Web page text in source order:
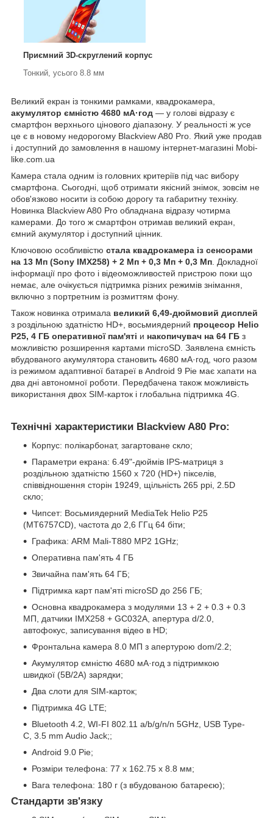
Приємний 3D-скруглений корпус
Тонкий, усього 8.8 мм
Великий екран із тонкими рамками, квадрокамера,
акумулятор ємністю 4680 мА·год — у голові відразу є
смартфон верхнього цінового діапазону. У реальності ж усе
це є в новому недорогому Blackview A80 Pro. Який уже продав
і доступний до замовлення в нашому інтернет-магазині Mobi-
like.com.ua
Камера стала одним із головних критеріїв під час вибору
смартфона. Сьогодні, щоб отримати якісний знімок, зовсім не
обов'язково носити із собою дорогу та габаритну техніку.
Новинка Blackview A80 Pro обладнана відразу чотирма
камерами. До того ж смартфон отримав великий екран,
ємний акумулятор і доступний цінник.
Ключовою особливістю стала квадрокамера із сенсорами
на 13 Мп (Sony IMX258) + 2 Мп + 0,3 Мп + 0,3 Мп. Докладної
інформації про фото і відеоможливостей пристрою поки що
немає, але очікується підтримка різних режимів знімання,
включно з портретним із розмиттям фону.
Також новинка отримала великий 6,49-дюймовий дисплей
з роздільною здатністю HD+, восьмиядерний процесор Helio
P25, 4 ГБ оперативної пам'яті и накопичувач на 64 ГБ з
можливістю розширення картами microSD. Заявлена ємність
вбудованого акумулятора становить 4680 мА·год, чого разом
із режимом адаптивної батареї в Android 9 Pie має хапати на
два дні автономної роботи. Передбачена також можливість
використання двох SIM-карток і глобальна підтримка 4G.
Технічні характеристики Blackview A80 Pro:
Корпус: полікарбонат, загартоване скло;
Параметри екрана: 6.49"-дюймів IPS-матриця з
роздільною здатністю 1560 x 720 (HD+) пікселів,
співвідношення сторін 19249, щільність 265 ppi, 2.5D
скло;
Чипсет: Восьмиядерний MediaTek Helio P25
(MT6757CD), частота до 2,6 ГГц 64 біти;
Графика: ARM Mali-T880 MP2 1GHz;
Оперативна пам'ять 4 ГБ
Звичайна пам'ять 64 ГБ;
Підтримка карт пам'яті microSD до 256 ГБ;
Основна квадрокамера з модулями 13 + 2 + 0.3 + 0.3
МП, датчики IMX258 + GC032A, апертура d/2.0,
автофокус, записування відео в HD;
Фронтальна камера 8.0 МП з апертурою dom/2.2;
Акумулятор ємністю 4680 мА·год з підтримкою
швидкої (5В/2А) зарядки;
Два слоти для SIM-карток;
Підтримка 4G LTE;
Bluetooth 4.2, WI-FI 802.11 а/b/g/n/n 5GHz, USB Type-
C, 3.5 mm Audio Jack;;
Android 9.0 Pie;
Розміри телефона: 77 x 162.75 x 8.8 мм;
Вага телефона: 180 г (з вбудованою батареєю);
Стандарти зв'язку